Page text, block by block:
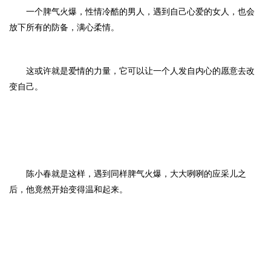
一个脾气火爆，性情冷酷的男人，遇到自己心爱的女人，也会
放下所有的防备，满心柔情。
这或许就是爱情的力量，它可以让一个人发自内心的愿意去改
变自己。
陈小春就是这样，遇到同样脾气火爆，大大咧咧的应采儿之
后，他竟然开始变得温和起来。